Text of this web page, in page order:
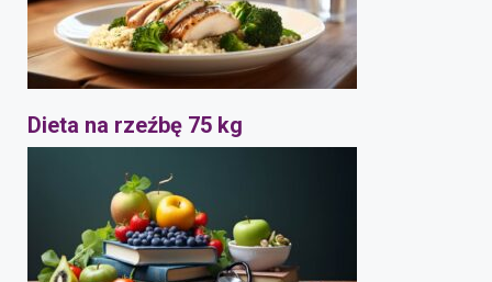
Dieta na rzeźbę 75 kg